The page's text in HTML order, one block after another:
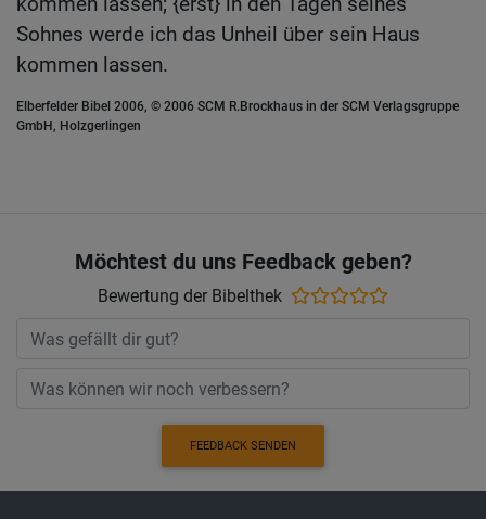
Sohnes werde ich das Unheil über sein Haus
kommen lassen.
Elberfelder Bibel 2006, © 2006 SCM R.Brockhaus in der SCM Verlagsgruppe
GmbH, Holzgerlingen
Möchtest du uns Feedback geben?
Bewertung der Bibelthek
FEEDBACK SENDEN